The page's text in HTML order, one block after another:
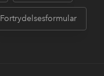
Fortrydelsesformular